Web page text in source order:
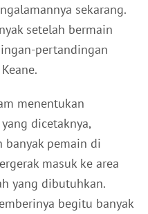
sekarang.
setelah bermain
pertandingan
menentukan
dicetaknya,
banyak pemain di
masuk ke area
yang dibutuhkan.
begitu banyak